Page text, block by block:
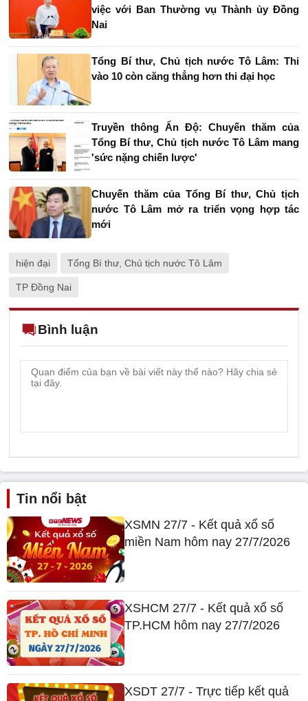
việc với Ban Thường vụ Thành ủy Đồng
Nai
Tổng Bí thư, Chủ tịch nước Tô Lâm: Thi
vào 10 còn căng thẳng hơn thi đại học
Truyền thông Ấn Độ: Chuyến thăm của
Tổng Bí thư, Chủ tịch nước Tô Lâm mang
'sức nặng chiến lược'
Chuyến thăm của Tổng Bí thư, Chủ tịch
nước Tô Lâm mở ra triển vọng hợp tác
mới
hiện đại Tổng Bí thư, Chủ tịch nước Tô Lâm
TP Đồng Nai
Bình luận
Tin nổi bật
XSMN 27/7 - Kết quả xổ số
miền Nam hôm nay 27/7/2026
XSHCM 27/7 - Kết quả xổ số
TP.HCM hôm nay 27/7/2026
XSDT 27/7 - Trực tiếp kết quả